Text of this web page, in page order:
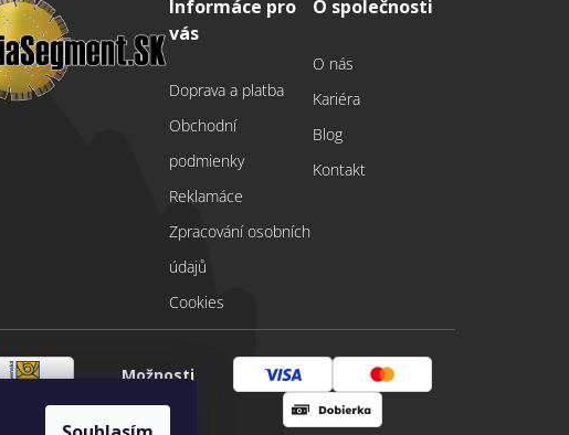
Informáce pro
vás
Doprava a platba
Obchodní
podmienky
Reklamáce
Zpracování osobních
údajů
Cookies
O společnosti
O nás
Kariéra
Blog
Kontakt
Možnosti
platby
Mastercard